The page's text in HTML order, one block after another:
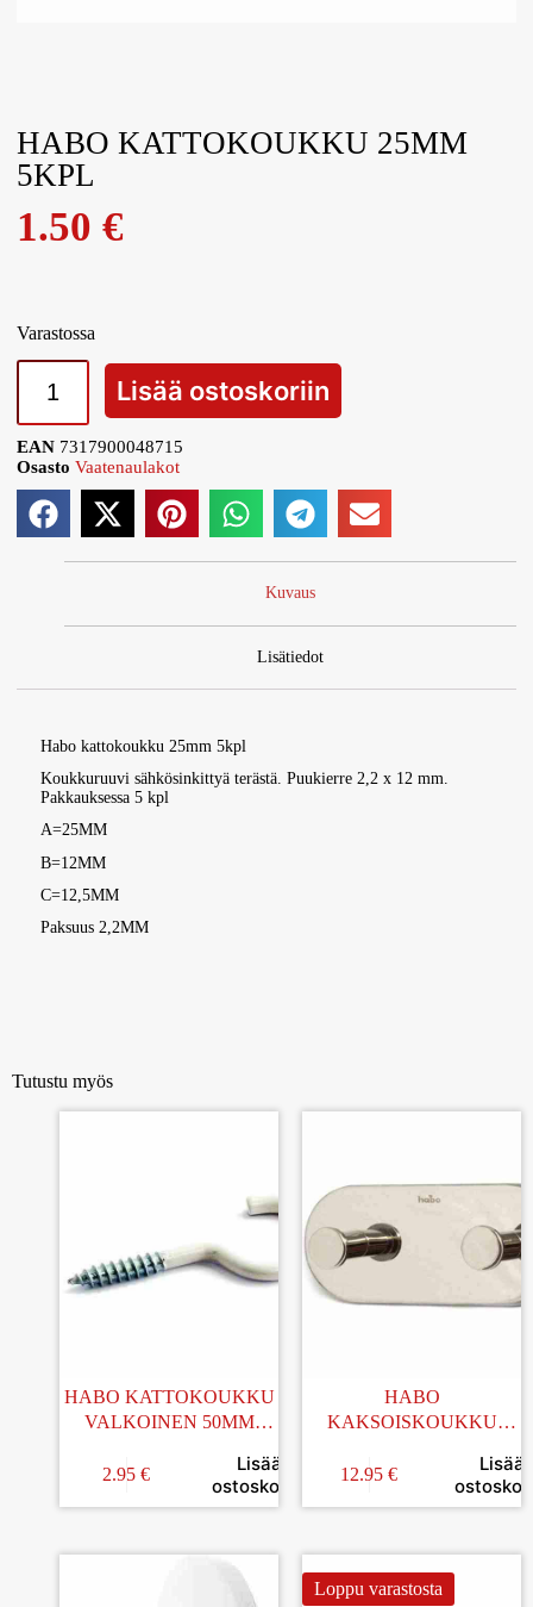
HABO KATTOKOUKKU 25MM
5KPL
1.50€
Varastossa
Lisää ostoskoriin
EAN 7317900048715
Osasto Vaatenaulakot
Kuvaus
Lisätiedot
Habo kattokoukku 25mm 5kpl
Koukkuruuvi sähkösinkittyä terästä. Puukierre 2,2 x 12 mm.
Pakkauksessa 5 kpl
A=25MM
B=12MM
C=12,5MM
Paksuus 2,2MM
Tutustu myös
HABO KATTOKOUKKU
VALKOINEN 50MM
2.95 €
Lisää
ostoskoriin
HABO
KAKSOISKOUKKU
12.95 €
Lisää
Loppu varastosta